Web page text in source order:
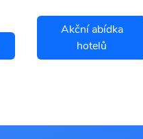
Akční abídka
hotelů